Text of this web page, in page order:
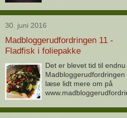
30. juni 2016
Madbloggerudfordringen 11 -
Fladfisk i foliepakke
Det er blevet tid til
læse lidt mere om på